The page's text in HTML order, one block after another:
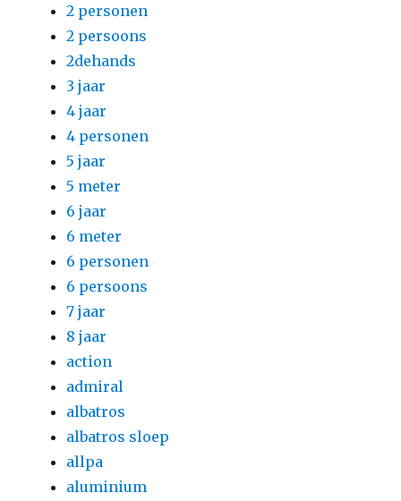
2 personen
2 persoons
2dehands
3 jaar
4 jaar
4 personen
5 jaar
5 meter
6 jaar
6 meter
6 personen
6 persoons
7 jaar
8 jaar
action
admiral
albatros
albatros sloep
allpa
aluminium